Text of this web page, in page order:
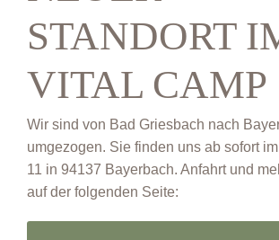
STANDORT
VITAL CAMP
Wir sind von Bad Griesbach nach
umgezogen. Sie finden uns ab sofort
11 in 94137 Bayerbach. Anfahrt und
auf der folgenden Seite: